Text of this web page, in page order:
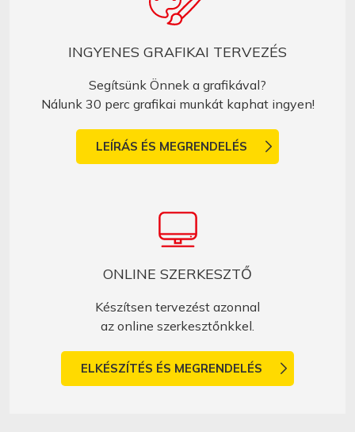
INGYENES GRAFIKAI TERVEZÉS
Segítsünk Önnek a grafikával?
Nálunk 30 perc grafikai munkát kaphat ingyen!
LEÍRÁS ÉS MEGRENDELÉS
ONLINE SZERKESZTŐ
Készítsen tervezést azonnal
az online szerkesztőnkkel.
ELKÉSZÍTÉS ÉS MEGRENDELÉS